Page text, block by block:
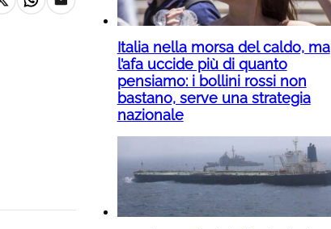
Italia nella morsa del caldo, ma
l’afa uccide più di quanto
pensiamo: i bollini rossi non
bastano, serve una strategia
nazionale